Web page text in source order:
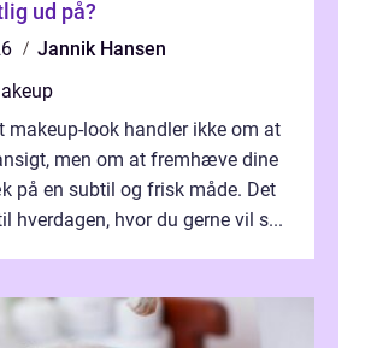
ud på?
Jannik Hansen
makeup-look handler ikke om at
men om at fremhæve dine
på en subtil og frisk måde. Det
hverdagen, hvor du gerne vil s...